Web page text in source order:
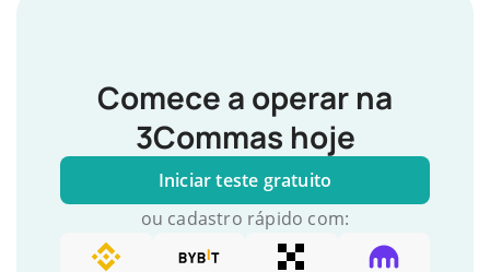
Comece a operar na
3Commas hoje
Iniciar teste gratuito
ou cadastro rápido com: